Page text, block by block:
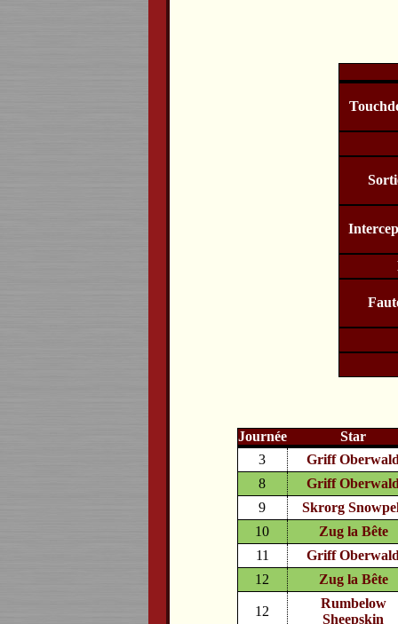
Journée
Star
3
Griff
8
Griff
9
Skrorg
10
Zug la Bête
11
Griff
12
Zug la Bête
12
Rumbelow
Sheepskin